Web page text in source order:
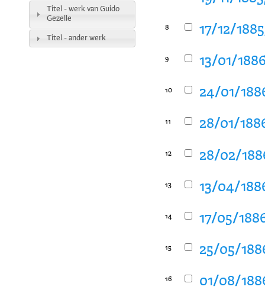
8 17/12/
9 13/01/
10 24/01/
11 28/01/
12 28/02/
13 13/04/
14 17/05/
15 25/05/
16 01/08/
Titel - werk van Guido
Gezelle
Titel - ander werk